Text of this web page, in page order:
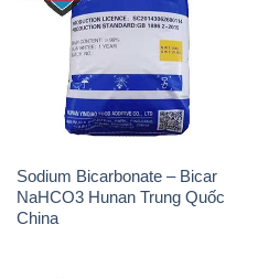
Sodium Bicarbonate – Bicar
NaHCO3 Hunan Trung Quốc
China